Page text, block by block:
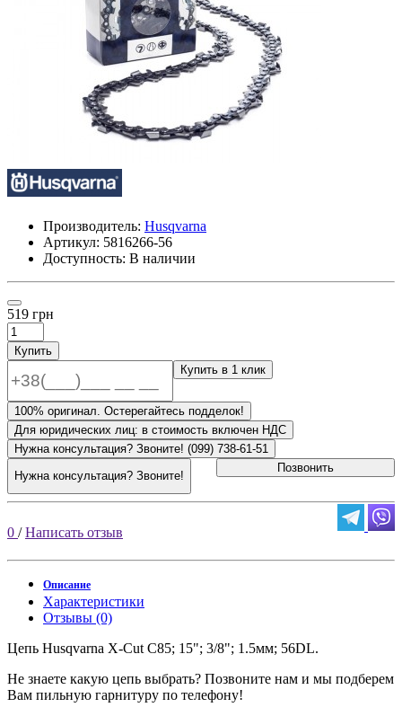
Производитель: Husqvarna
Артикул: 5816266-56
Доступность: В наличии
519 грн
Купить
Купить в 1 клик
100% оригинал. Остерегайтесь подделок!
Для юридических лиц: в стоимость включен НДС
Нужна консультация? Звоните! (099) 738-61-51
Нужна консультация? Звоните!
Позвонить
0 /Написать отзыв
Описание
Характеристики
Отзывы (0)
Цепь Husqvarna X-Cut C85; 15"; 3/8"; 1.5мм; 56DL.
Не знаете какую цепь выбрать? Позвоните нам и мы подберем
Вам пильную гарнитуру по телефону!